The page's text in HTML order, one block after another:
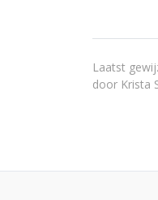
Laatst
door Krista